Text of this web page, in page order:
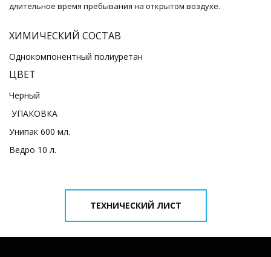
длительное время пребывания на открытом воздухе.
ХИМИЧЕСКИЙ СОСТАВ
Однокомпонентный полиуретан
ЦВЕТ
Черный
УПАКОВКА
Унипак 600 мл.
Ведро 10 л.
ТЕХНИЧЕСКИЙ ЛИСТ